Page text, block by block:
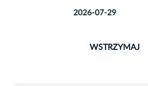
WSTRZYMAJ